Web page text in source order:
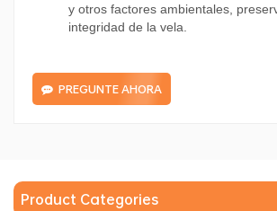
y otros factores ambientales,
integridad de la vela.
PREGUNTE AHORA
Product Categories